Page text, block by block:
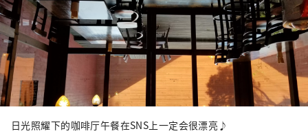
日光照耀下的咖啡厅午餐在SNS上一定会很漂亮♪